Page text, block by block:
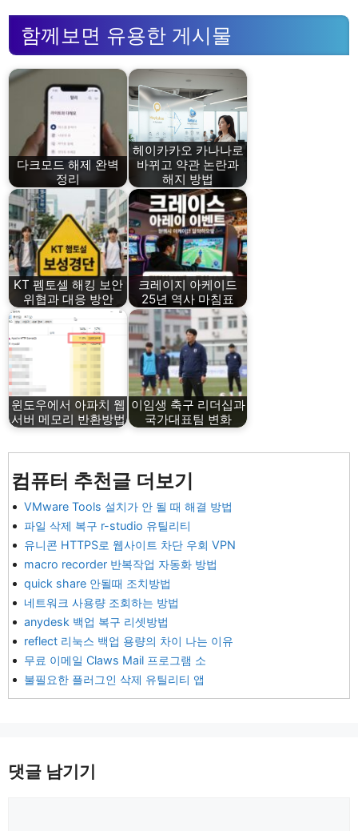
함께보면 유용한 게시물
다크모드 해제 완벽
정리
헤이카카오 카나나로
바뀌고 약관 논란과
해지 방법
KT 펨토셀 해킹 보안
위협과 대응 방안
크레이지 아케이드
25년 역사 마침표
윈도우에서 아파치 웹
서버 메모리 반환방법
이임생 축구 리더십과
국가대표팀 변화
컴퓨터 추천글 더보기
VMware Tools 설치가 안 될 때 해결 방법
파일 삭제 복구 r-studio 유틸리티
유니콘 HTTPS로 웹사이트 차단 우회 VPN
macro recorder 반복작업 자동화 방법
quick share 안될때 조치방법
네트워크 사용량 조회하는 방법
anydesk 백업 복구 리셋방법
reflect 리눅스 백업 용량의 차이 나는 이유
무료 이메일 Claws Mail 프로그램 소
불필요한 플러그인 삭제 유틸리티 앱
댓글 남기기